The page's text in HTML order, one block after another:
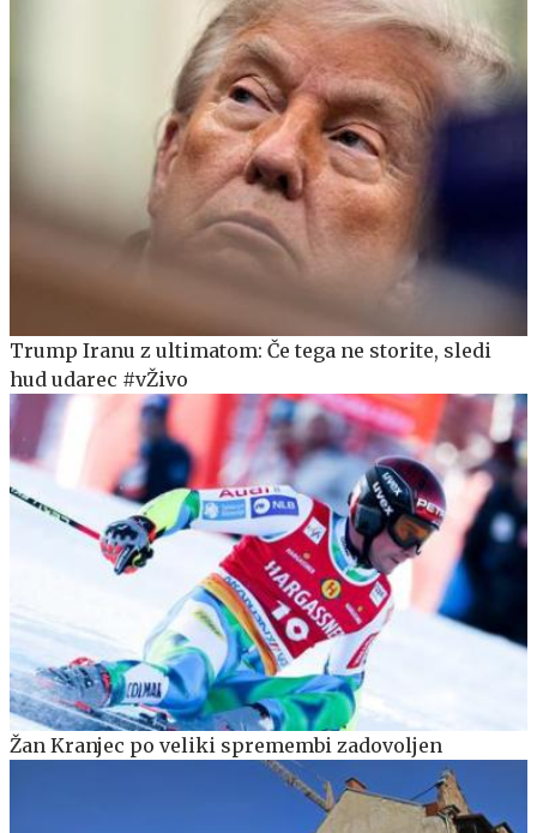
Trump Iranu z ultimatom: Če tega ne storite, sledi
hud udarec #vŽivo
Žan Kranjec po veliki spremembi zadovoljen